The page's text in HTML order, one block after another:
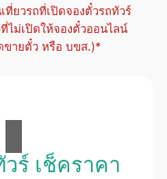
ที่ยวรถที่เปิดจองตั๋วรถทัวร์
ไม่เปิดให้จองตั๋วออนไลน์
ขายตั๋ว หรือ บขส.)*
ร์ เช็คราคา